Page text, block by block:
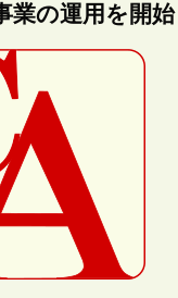
業の運用を開始